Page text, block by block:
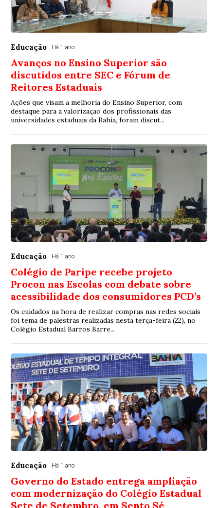
Educação Há 1 ano
Avanços no Ensino Superior são
discutidos entre SEC e Fórum de
Reitores Estaduais
Ações que visam a melhoria do Ensino Superior, com
destaque para a valorização dos profissionais das
universidades estaduais da Bahia, foram discut...
Educação Há 1 ano
Colégio de Paripe recebe projeto
Procon nas Escolas com debate sobre
acessibilidade dos consumidores PCD’s
Os cuidados na hora de realizar compras nas redes sociais
foi tema de palestras realizadas nesta terça-feira (22), no
Colégio Estadual Barros Barre...
Educação Há 1 ano
Governo do Estado entrega ampliação
com modernização do Colégio Estadual
Sete de Setembro, em Sento Sé